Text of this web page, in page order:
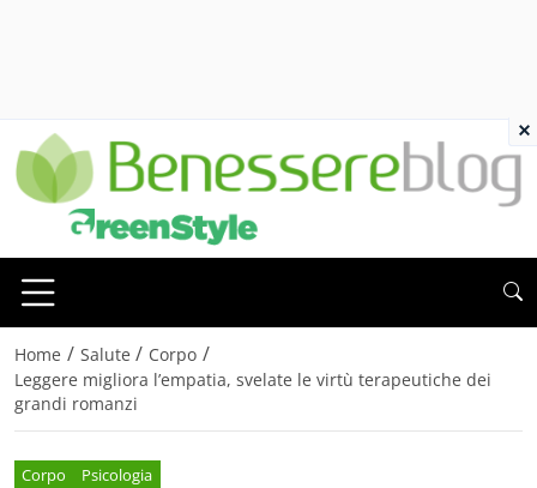
Home / Salute / Corpo /
Leggere migliora l’empatia, svelate le virtù terapeutiche dei
grandi romanzi
Corpo Psicologia
×